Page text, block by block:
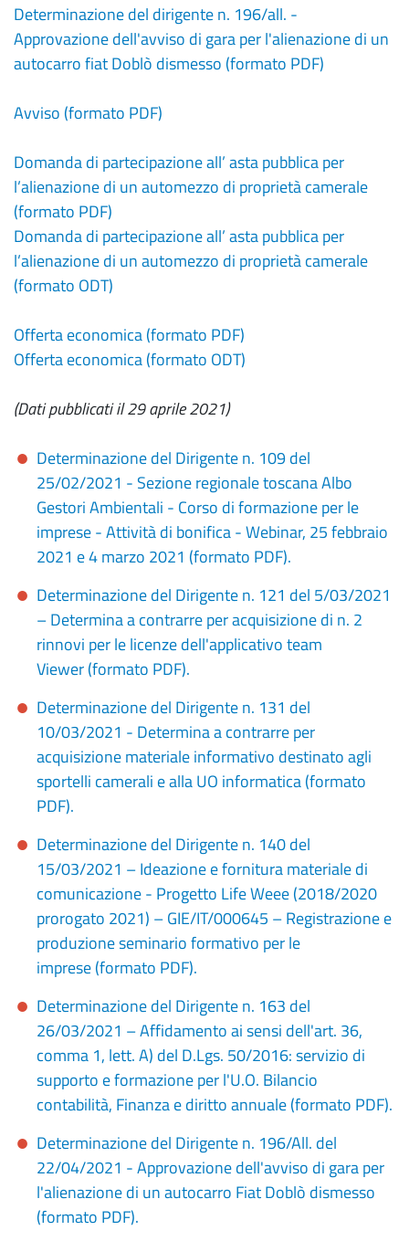
Determinazione del dirigente n. 196/all. -
Approvazione dell'avviso di gara per l'alienazione di un
autocarro fiat Doblò dismesso (formato PDF)
Avviso (formato PDF)
Domanda di partecipazione all’ asta pubblica per
l’alienazione di un automezzo di proprietà camerale
(formato PDF)
Domanda di partecipazione all’ asta pubblica per
l’alienazione di un automezzo di proprietà camerale
(formato ODT)
Offerta economica (formato PDF)
Offerta economica (formato ODT)
(Dati pubblicati il 29 aprile 2021)
Determinazione del Dirigente n. 109 del
25/02/2021 - Sezione regionale toscana Albo
Gestori Ambientali - Corso di formazione per le
imprese - Attività di bonifica - Webinar, 25 febbraio
2021 e 4 marzo 2021 (formato PDF).
Determinazione del Dirigente n. 121 del 5/03/2021
– Determina a contrarre per acquisizione di n. 2
rinnovi per le licenze dell'applicativo team
Viewer (formato PDF).
Determinazione del Dirigente n. 131 del
10/03/2021 - Determina a contrarre per
acquisizione materiale informativo destinato agli
sportelli camerali e alla UO informatica (formato
PDF).
Determinazione del Dirigente n. 140 del
15/03/2021 – Ideazione e fornitura materiale di
comunicazione - Progetto Life Weee (2018/2020
prorogato 2021) – GIE/IT/000645 – Registrazione e
produzione seminario formativo per le
imprese (formato PDF).
Determinazione del Dirigente n. 163 del
26/03/2021 – Affidamento ai sensi dell'art. 36,
comma 1, lett. A) del D.Lgs. 50/2016: servizio di
supporto e formazione per l'U.O. Bilancio
contabilità, Finanza e diritto annuale (formato PDF).
Determinazione del Dirigente n. 196/All. del
22/04/2021 - Approvazione dell'avviso di gara per
l'alienazione di un autocarro Fiat Doblò dismesso
(formato PDF).